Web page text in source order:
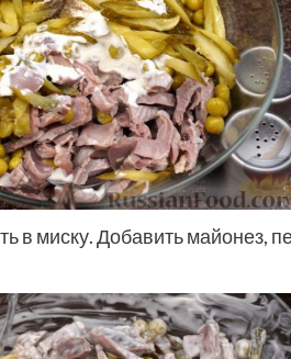
в миску. Добавить майонез,